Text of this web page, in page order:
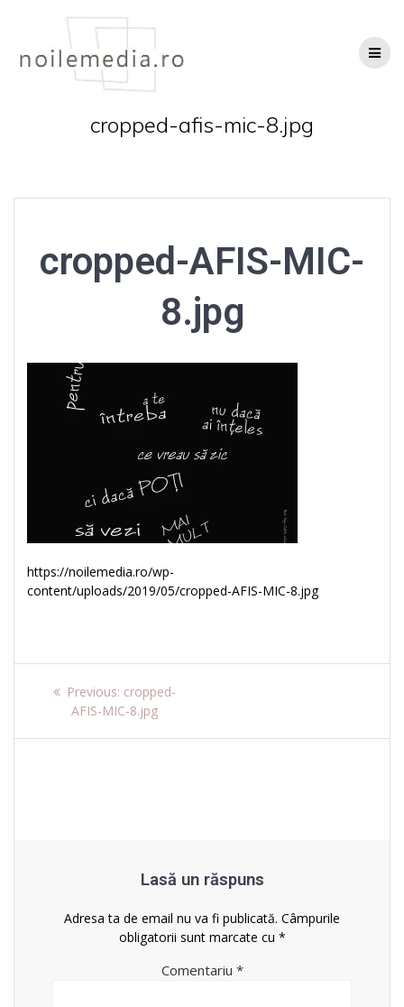
cropped-afis-mic-8.jpg
cropped-AFIS-MIC-
8.jpg
https://noilemedia.ro/wp-
content/uploads/2019/05/cropped-AFIS-MIC-8.jpg
Navigare
Previous: Previous
post:
cropped-
AFIS-MIC-8.jpg
Lasă un răspuns
Adresa ta de email nu va fi publicată. Câmpurile
obligatorii sunt marcate cu *
Comentariu *